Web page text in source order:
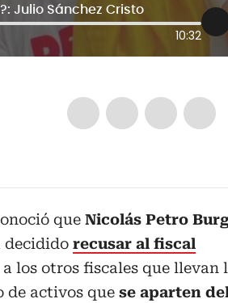
Julio Sánchez Cristo
10:32
que Nicolás Petro
decidido recusar al fiscal
los otros fiscales que llevan
de activos que se aparten